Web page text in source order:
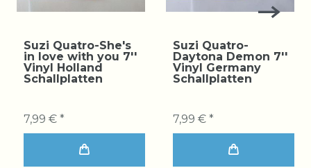
Suzi Quatro-She's
in love with you 7''
Vinyl Holland
Schallplatten
7,99 € *
Suzi Quatro-
Daytona Demon 7''
Vinyl Germany
Schallplatten
7,99 € *